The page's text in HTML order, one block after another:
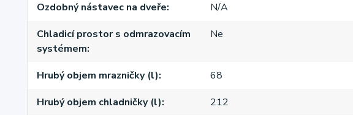
Ozdobný nástavec na dveře
N/A
Chladicí prostor s odmrazovacím
systémem
Ne
Hrubý objem mrazničky (l)
68
Hrubý objem chladničky (l)
212